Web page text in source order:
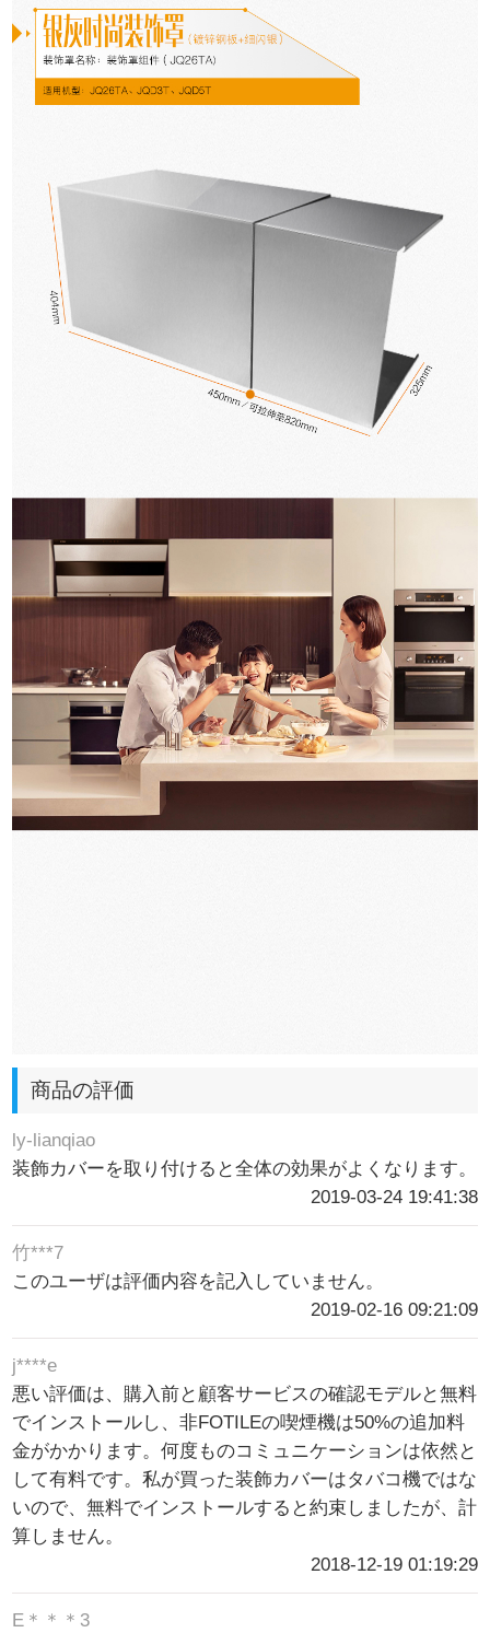
商品の評価
ly-lianqiao
装飾カバーを取り付けると全体の効果がよくなります。
2019-03-24 19:41:38
竹***7
このユーザは評価内容を記入していません。
2019-02-16 09:21:09
j****e
悪い評価は、購入前と顧客サービスの確認モデルと無料
でインストールし、非FOTILEの喫煙機は50%の追加料
金がかかります。何度ものコミュニケーションは依然と
して有料です。私が買った装飾カバーはタバコ機ではな
いので、無料でインストールすると約束しましたが、計
算しません。
2018-12-19 01:19:29
E＊＊＊3